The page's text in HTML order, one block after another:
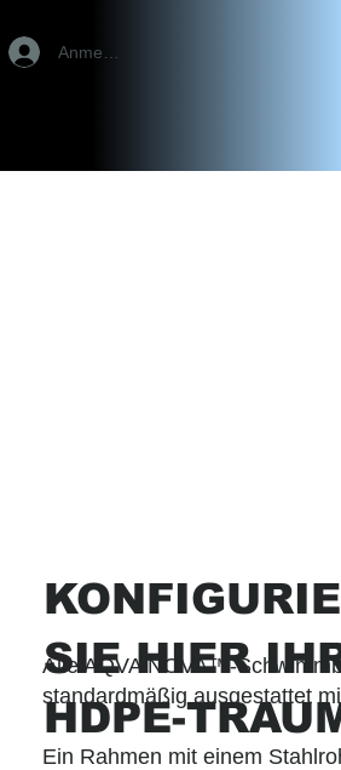
Anmelden
SIE HIER
HDPE-
Alle AQVA NOVA™-
standardmäßig ausgestattet
Ein Rahmen mit einem